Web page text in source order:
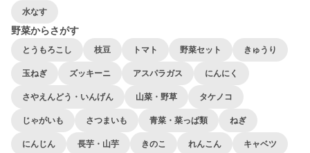
水なす
野菜からさがす
とうもろこし 枝豆 トマト 野菜セット きゅうり
玉ねぎ ズッキーニ アスパラガス にんにく
さやえんどう・いんげん 山菜・野草 タケノコ
じゃがいも さつまいも 青菜・菜っぱ類 ねぎ
にんじん 長芋・山芋 きのこ れんこん キャベツ